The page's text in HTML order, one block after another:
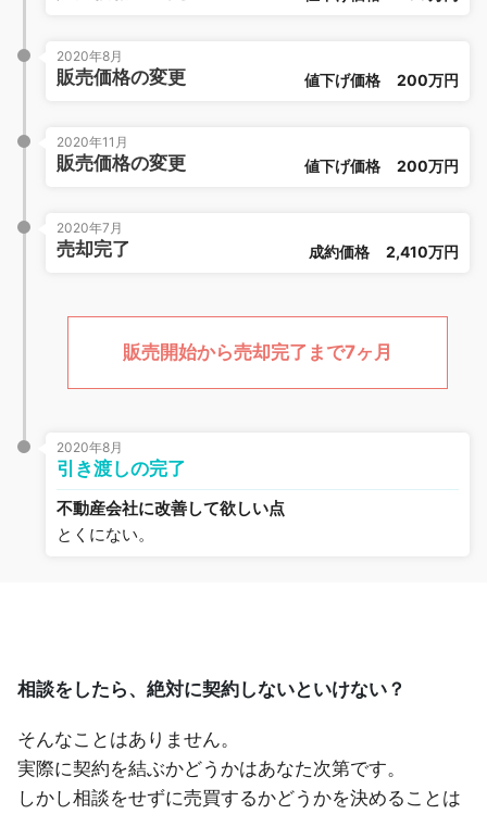
2020年8月
販売価格の変更 値下げ価格 200万円
2020年11月
販売価格の変更 値下げ価格 200万円
2020年7月
売却完了 成約価格 2,410万円
販売開始から売却完了まで7ヶ月
2020年8月
引き渡しの完了
不動産会社に改善して欲しい点
とくにない。
相談をしたら、絶対に契約しないといけない？
そんなことはありません。
実際に契約を結ぶかどうかはあなた次第です。
しかし相談をせずに売買するかどうかを決めることは